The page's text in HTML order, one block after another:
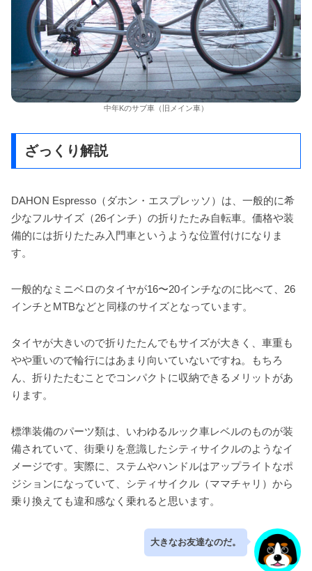
中年Kのサブ車（旧メイン車）
ざっくり解説
DAHON Espresso（ダホン・エスプレッソ）は、一般的に希
少なフルサイズ（26インチ）の折りたたみ自転車。価格や装
備的には折りたたみ入門車というような位置付けになりま
す。
一般的なミニベロのタイヤが16〜20インチなのに比べて、26
インチとMTBなどと同様のサイズとなっています。
タイヤが大きいので折りたたんでもサイズが大きく、車重も
やや重いので輪行にはあまり向いていないですね。もちろ
ん、折りたたむことでコンパクトに収納できるメリットがあ
ります。
標準装備のパーツ類は、いわゆるルック車レベルのものが装
備されていて、街乗りを意識したシティサイクルのようなイ
メージです。実際に、ステムやハンドルはアップライトなポ
ジションになっていて、シティサイクル（ママチャリ）から
乗り換えても違和感なく乗れると思います。
大きなお友達なのだ。